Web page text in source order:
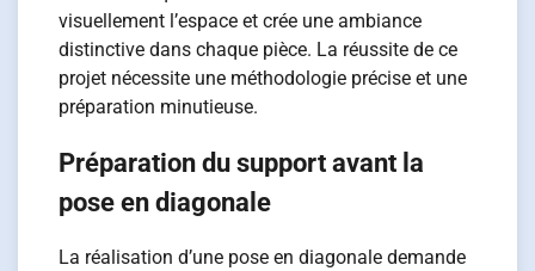
visuellement l’espace et crée une ambiance
distinctive dans chaque pièce. La réussite de ce
projet nécessite une méthodologie précise et une
préparation minutieuse.
Préparation du support avant la
pose en diagonale
La réalisation d’une pose en diagonale demande